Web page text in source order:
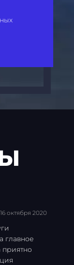
16 октября 2020
главное
приятно